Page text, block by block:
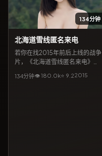
134分钟
北海道雪线匿名来电
若你在找2015年前后上线的战争
片，《北海道雪线匿名来电》值
作室携手朴信惠、桥本环奈等共
134分钟👁180.0k⭐ 9.22015